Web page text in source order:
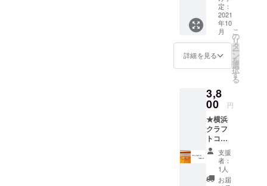
必ず
ご記入
をお願
いいた
す。
(お名
号・郵
便番
号・ご
住所) ご
記入な
き場
合、当
店が差
出人に
なりま
お届
け先に
はクラ
ウド
ディン
グのリ
わから
ないよ
うな仕
様でお
届けい
たしま
す。
直接配
送の贈
り物の
ます。
※写真の
青色ラ
ベル
（細長
ボト
が、
無くな
り次第
ホワイ
トラベ
ル（横
太ボト
ル）に
切り替
わりま
しみく
ださ
い。 こ
だわり
材料の
横浜ク
ご賞味
下さ
い。 ※
内容量
は
200ml
を予定
してお
ります
が多少
★「富
士山嶺
クラフ
トコー
ラ」炭
酸入り
瓶ボト
ル【５
★お礼
のお手
紙付き
炭酸水
で割る
必要は
ござい
ませ
ん。 冷
蔵庫で
定：
2021
年10
月
詳細を見る
こ
の
リ
タ
ー
ン
を
選
択
す
る
3,8
00 円
★横浜
クラフ
トコー
ラ専用
グラ
ス
【２
支援
者：
1人
お届